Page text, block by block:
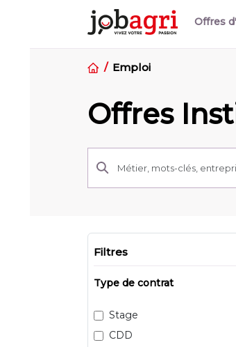
Offres
Emploi
Offres
Filtres
Type de contrat
Stage
CDD